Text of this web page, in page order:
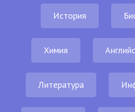
История
Химия
Литература